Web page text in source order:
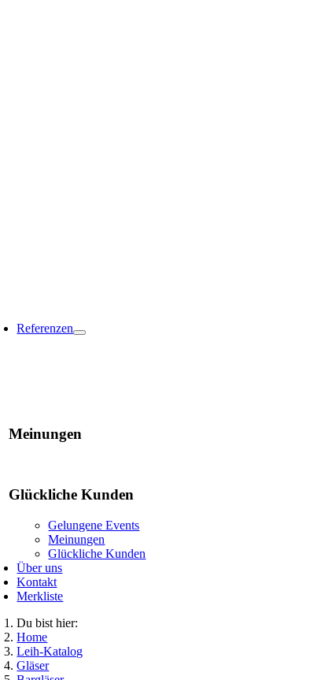
Referenzen
Meinungen
Glückliche Kunden
Gelungene Events
Meinungen
Glückliche Kunden
Über uns
Kontakt
Merkliste
Du bist hier:
Home
Leih-Katalog
Gläser